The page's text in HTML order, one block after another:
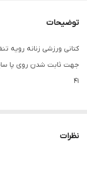
توضیحات
کتانی ورزشی زنانه رویه
41
نظرات